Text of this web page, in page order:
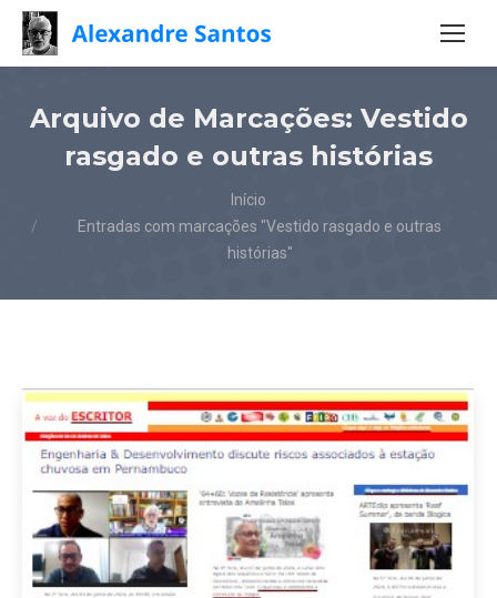
Arquivo de Marcações: Vestido
rasgado e outras histórias
Início
Entradas com marcações "Vestido rasgado e outras
histórias"